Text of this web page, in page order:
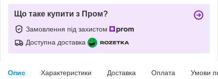
Що таке купити з Пром?
Замовлення під захистом
Доступна доставка
Опис Характеристики Доставка Оплата Умови